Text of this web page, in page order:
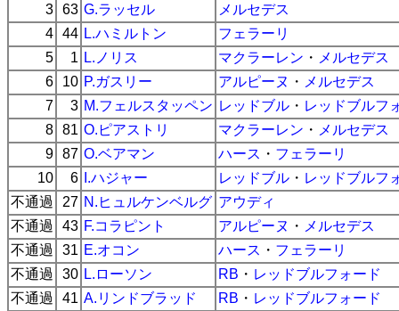
3 63 G.ラッセル
メルセデス
4 44 L.ハミルトン
フェラーリ
5
1 L.ノリス マクラーレン ・ メルセデス
6
10 P.ガスリー アルピーヌ ・ メルセデス
7
3 M.フェルスタッペン レッドブル ・ レッドブルフ
8 81 O.ピアストリ マクラーレン ・ メルセデス
9 87 O.ベアマン ハース ・ フェラーリ
10
6 I.ハジャー レッドブル ・ レッドブルフ
不通過
27 N.ヒュルケンベルグ アウディ
不通過
43 F.コラピント アルピーヌ ・ メルセデス
不通過
31 E.オコン ハース ・ フェラーリ
不通過
30 L.ローソン RB ・ レッドブルフォード
不通過
41 A.リンドブラッド RB ・ レッドブルフォード